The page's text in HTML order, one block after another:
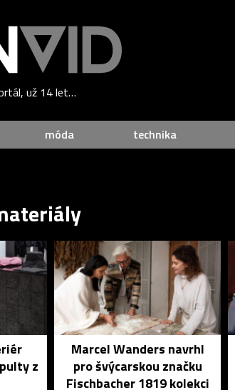
už 14 let…
móda technika
z
Marcel Wanders navrhl
pro švýcarskou značku
Fischbacher 1819 kolekci